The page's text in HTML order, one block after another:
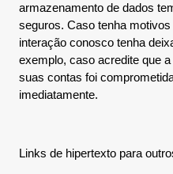
armazenamento de dados
seguros. Caso tenha
interação conosco tenha
exemplo, caso acredite que
suas contas foi
imediatamente.
Links de hipertexto para